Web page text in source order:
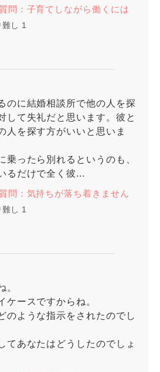
質問：子育てしながら働くには
難し 1
のに結婚相談所で他の人を探
して失礼だと思います。彼と
人を探す方がいいと思いま
乗ったら別れるというのも、
るだけで全く彼...
質問：気持ちが落ち着きません
難し 1
。
ケースですからね。
のような指示をされたのでし
てあなたはどうしたのでしょ